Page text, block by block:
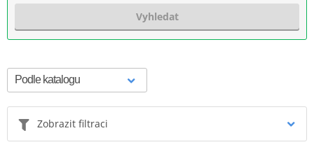
Vyhledat
Zobrazit filtraci